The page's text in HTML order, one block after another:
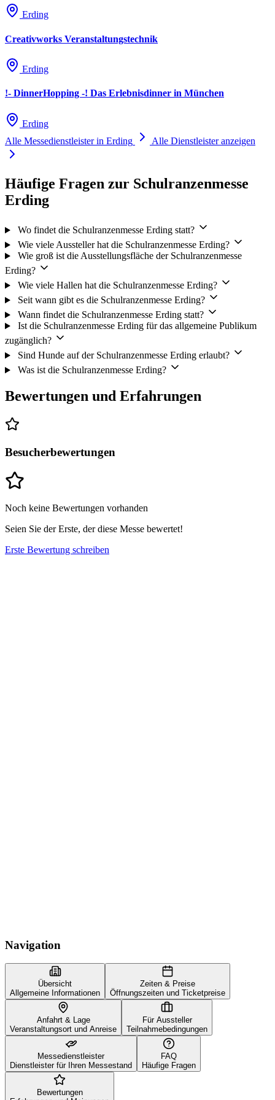
Erding
Creativworks Veranstaltungstechnik
Erding
!- DinnerHopping -! Das Erlebnisdinner in München
Erding
Alle Messedienstleister in Erding
Alle Dienstleister anzeigen
Häufige Fragen zur Schulranzenmesse
Erding
Wo findet die Schulranzenmesse Erding statt?
Wie viele Aussteller hat die Schulranzenmesse Erding?
Wie groß ist die Ausstellungsfläche der Schulranzenmesse
Erding?
Wie viele Hallen hat die Schulranzenmesse Erding?
Seit wann gibt es die Schulranzenmesse Erding?
Wann findet die Schulranzenmesse Erding statt?
Ist die Schulranzenmesse Erding für das allgemeine Publikum
zugänglich?
Sind Hunde auf der Schulranzenmesse Erding erlaubt?
Was ist die Schulranzenmesse Erding?
Bewertungen und Erfahrungen
Besucherbewertungen
Noch keine Bewertungen vorhanden
Seien Sie der Erste, der diese Messe bewertet!
Erste Bewertung schreiben
Navigation
Übersicht
Allgemeine Informationen
Zeiten & Preise
Öffnungszeiten und Ticketpreise
Anfahrt & Lage
Veranstaltungsort und Anreise
Für Aussteller
Teilnahmebedingungen
Messedienstleister
Dienstleister für Ihren Messestand
FAQ
Häufige Fragen
Bewertungen